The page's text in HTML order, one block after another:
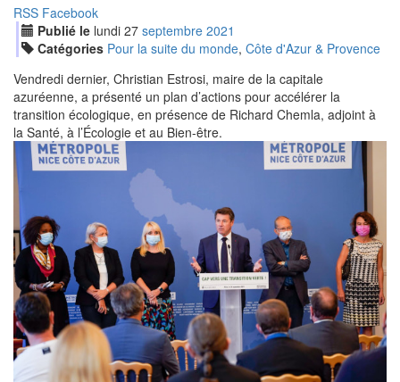
RSS Facebook
Publié le lundi 27 septembre 2021
Catégories Pour la suite du monde, Côte d'Azur & Provence
Vendredi dernier, Christian Estrosi, maire de la capitale
azuréenne, a présenté un plan d’actions pour accélérer la
transition écologique, en présence de Richard Chemla, adjoint à
la Santé, à l’Écologie et au Bien-être.